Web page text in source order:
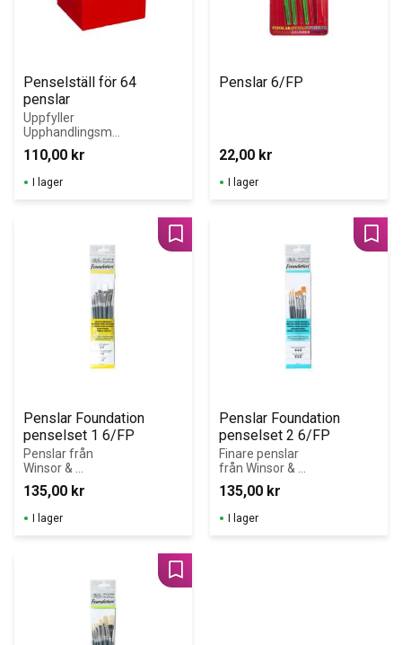
Penselställ för 64
penslar
Uppfyller
Upphandlingsmy
ndighetens krav
för Giftfri
Förskola!
110,00 kr
I lager
Penslar 6/FP
22,00 kr
I lager
Penslar Foundation
penselset 1 6/FP
Penslar från
Winsor &
Newton speciellt
framtagna för
att användas
med akrylfärger.
135,00 kr
Lägg till i favoriter
I lager
Penslar Foundation
penselset 2 6/FP
Finare penslar
från Winsor &
Newton speciellt
framtagna för
att användas
med akrylfärger.
135,00 kr
I lager
Lägg till i favoriter